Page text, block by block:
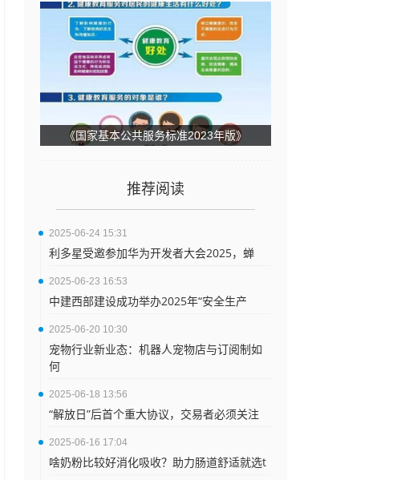
《国家基本公共服务标准2023年版》
推荐阅读
2025-06-24 15:31
利多星受邀参加华为开发者大会2025，蝉
2025-06-23 16:53
中建西部建设成功举办2025年“安全生产
2025-06-20 10:30
宠物行业新业态：机器人宠物店与订阅制如
何
2025-06-18 13:56
“解放日”后首个重大协议，交易者必须关注
2025-06-16 17:04
啥奶粉比较好消化吸收？助力肠道舒适就选t